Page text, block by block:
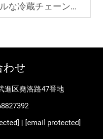
業をどのように支えているか？
わせ
進区堯洛路47番地
| [email protected]